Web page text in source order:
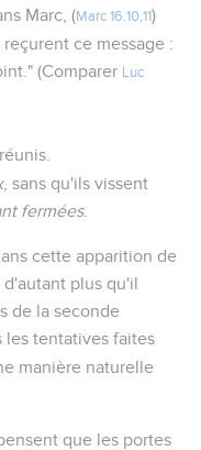
Marc, (Marc 16.10,11)
ce message :
(Comparer
Luc
, sans qu'ils vissent
fermées.
cette apparition de
plus qu'il
de la seconde
les tentatives faites
manière naturelle
que les portes